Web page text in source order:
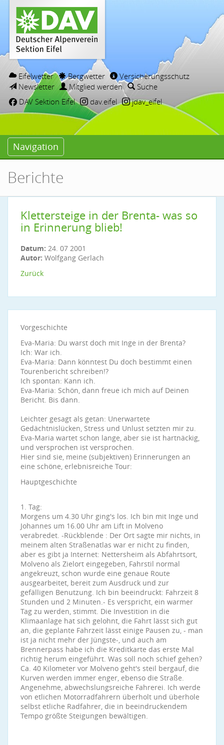
Eifelwetter Bergwetter
Versicherungsschutz
Newsletter
Mitglied werden
Suche
DAV Sektion Eifel
dav.eifel jdav_eifel
Navigation
Berichte
Klettersteige in der Brenta- was so
in Erinnerung blieb!
Datum: 24. 07 2001
Autor: Wolfgang Gerlach
Zurück
Vorgeschichte
Eva-Maria: Du warst doch mit Inge in der Brenta?
Ich: War ich.
Eva-Maria: Dann könntest Du doch bestimmt einen
Tourenbericht schreiben!?
Ich spontan: Kann ich.
Eva-Maria: Schön, dann freue ich mich auf Deinen
Bericht. Bis dann.
Leichter gesagt als getan: Unerwartete
Gedächtnislücken, Stress und Unlust setzten mir zu.
Eva-Maria wartet schon lange, aber sie ist hartnäckig,
und versprochen ist versprochen.
Hier sind sie, meine (subjektiven) Erinnerungen an
eine schöne, erlebnisreiche Tour:
Hauptgeschichte
1. Tag:
Morgens um 4.30 Uhr ging's los. Ich bin mit Inge und
Johannes um 16.00 Uhr am Lift in Molveno
verabredet. -Rückblende : Der Ort sagte mir nichts, in
meinem alten Straßenatlas war er nicht zu finden,
aber es gibt ja Internet: Nettersheim als Abfahrtsort,
Molveno als Zielort eingegeben, Fahrstil normal
angekreuzt, schon wurde eine genaue Route
ausgearbeitet, bereit zum Ausdruck und zur
gefälligen Benutzung. Ich bin beeindruckt: Fahrzeit 8
Stunden und 2 Minuten.- Es verspricht, ein warmer
Tag zu werden, stimmt. Die Investition in die
Klimaanlage hat sich gelohnt, die Fahrt lässt sich gut
an, die geplante Fahrzeit lässt einige Pausen zu, - man
ist ja nicht mehr der Jüngste-, und auch am
Brennerpass habe ich die Kreditkarte das erste Mal
richtig herum eingeführt. Was soll noch schief gehen?
Ca. 40 Kilometer vor Molveno geht's steil bergauf, die
Kurven werden immer enger, ebenso die Straße.
Angenehme, abwechslungsreiche Fahrerei. Ich werde
von etlichen Motorradfahrern überholt und überhole
selbst etliche Radfahrer, die in beeindruckendem
Tempo größte Steigungen bewältigen.